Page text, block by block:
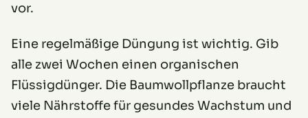
vor.
Eine regelmäßige Düngung ist wichtig. Gib
alle zwei Wochen einen organischen
Flüssigdünger. Die Baumwollpflanze braucht
viele Nährstoffe für gesundes Wachstum und